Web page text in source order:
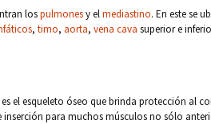
lospulmonesy elmediastino. En este se
, timo, aorta, vena cava superior e
es el esqueleto óseo que brinda protección al
inserción para muchos músculos no sólo